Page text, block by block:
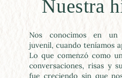
Nuestra
Nos conocimos en un
juvenil, cuando teníamos
Lo que comenzó como
conversaciones, risas y
fue creciendo sin que